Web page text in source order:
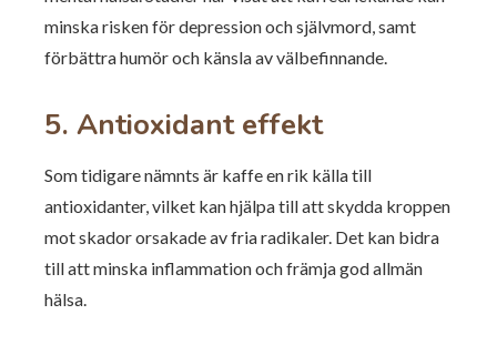
minska risken för depression och självmord, samt
förbättra humör och känsla av välbefinnande.
5. Antioxidant effekt
Som tidigare nämnts är kaffe en rik källa till
antioxidanter, vilket kan hjälpa till att skydda kroppen
mot skador orsakade av fria radikaler. Det kan bidra
till att minska inflammation och främja god allmän
hälsa.